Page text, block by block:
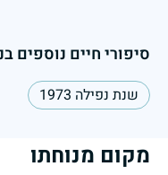
סיפורי חיים נוספים
שנת נפילה 1973
מקום מנוחתו